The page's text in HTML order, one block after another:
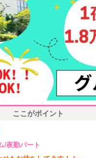
ここがポイント
/夜勤パート